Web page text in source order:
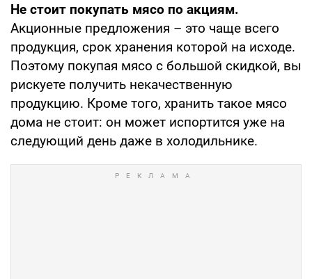
Не стоит покупать мясо по акциям.
Акционные предложения – это чаще всего
продукция, срок хранения которой на исходе.
Поэтому покупая мясо с большой скидкой, вы
рискуете получить некачественную
продукцию. Кроме того, хранить такое мясо
дома не стоит: он может испортится уже на
следующий день даже в холодильнике.